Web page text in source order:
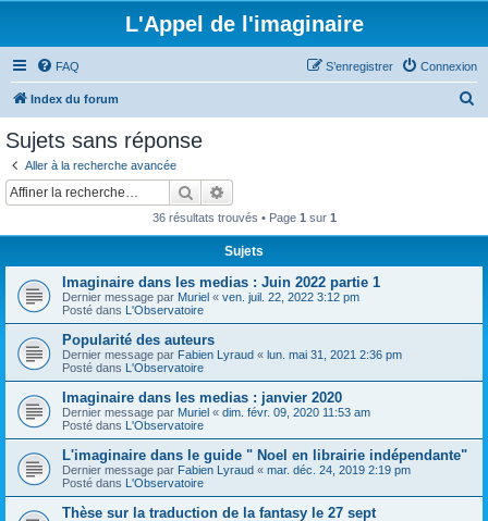
L'Appel de l'imaginaire
FAQ Connexion
S’enregistrer
Index du forum
Sujets sans réponse
Aller à la recherche avancée
Rechercher
36 résultats trouvés • Page 1 sur 1
Sujets
Imaginaire dans les medias : Juin 2022 partie 1
Dernier message par Muriel « ven. juil. 22, 2022 3:12 pm
Posté dans L'Observatoire
Popularité des auteurs
Dernier message par Fabien Lyraud « lun. mai 31, 2021 2:36 pm
Posté dans L'Observatoire
Imaginaire dans les medias : janvier 2020
Dernier message par Muriel « dim. févr. 09, 2020 11:53 am
Posté dans L'Observatoire
L'imaginaire dans le guide " Noel en librairie indépendante"
Dernier message par Fabien Lyraud « mar. déc. 24, 2019 2:19 pm
Posté dans L'Observatoire
Thèse sur la traduction de la fantasy le 27 sept